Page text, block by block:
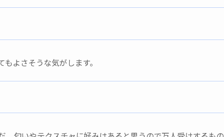
よさそうな気がします。